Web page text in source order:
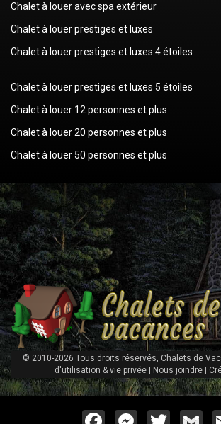
Chalet à louer avec spa extérieur
Chalet à louer prestiges et luxes
Chalet à louer prestiges et luxes 4 étoiles
Chalet à louer prestiges et luxes 5 étoiles
Chalet à louer 12 personnes et plus
Chalet à louer 20 personnes et plus
Chalet à louer 50 personnes et plus
© 2010-2026 Tous droits réservés, Chalets de
d'utilisation & vie privée| Nous joindre|
FacebookMessenger
Twitter